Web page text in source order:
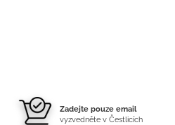
Zadejte pouze email
vyzvedněte v Čestlicích